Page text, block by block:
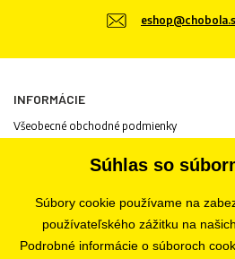
INFORMÁCIE
Všeobecné obchodné podmienky
Informácie o cookies
Odstúpenie od zmluvy
Ochrana osobných údajov
Nastavenia súborov cookie
Súhlas so
Súbory cookie používame na
používateľského zážitku na
Podrobné informácie o súboroch